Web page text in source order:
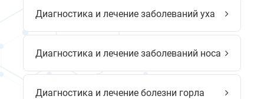
Диагностика и лечение заболеваний уха
Диагностика и лечение заболеваний носа
Диагностика и лечение болезни горла